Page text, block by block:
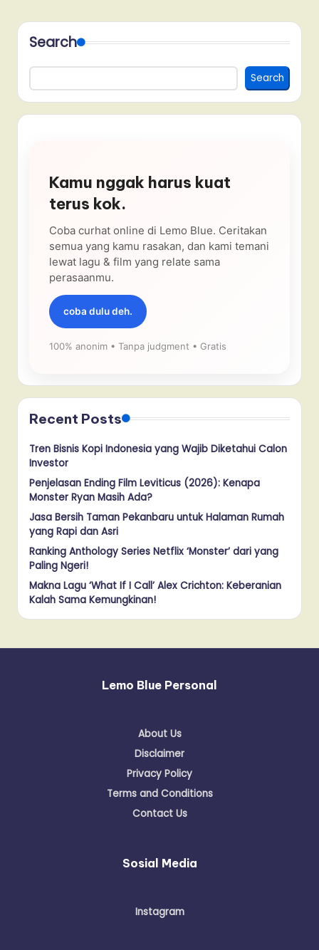
Search
Search
Kamu nggak harus kuat
terus kok.
Coba curhat online di Lemo Blue. Ceritakan
semua yang kamu rasakan, dan kami temani
lewat lagu & film yang relate sama
perasaanmu.
coba dulu deh.
100% anonim • Tanpa judgment • Gratis
Recent Posts
Tren Bisnis Kopi Indonesia yang Wajib Diketahui Calon
Investor
Penjelasan Ending Film Leviticus (2026): Kenapa
Monster Ryan Masih Ada?
Jasa Bersih Taman Pekanbaru untuk Halaman Rumah
yang Rapi dan Asri
Ranking Anthology Series Netflix ‘Monster’ dari yang
Paling Ngeri!
Makna Lagu ‘What If I Call’ Alex Crichton: Keberanian
Kalah Sama Kemungkinan!
Lemo Blue Personal
About Us
Disclaimer
Privacy Policy
Terms and Conditions
Contact Us
Sosial Media
Instagram